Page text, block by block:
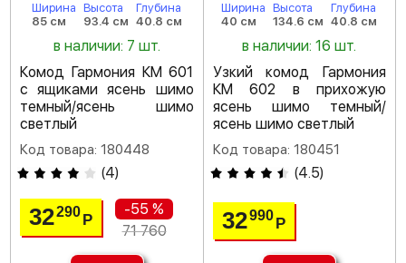
Ширина
85 см
Высота
93.4 см
Глубина
40.8 см
в наличии: 7 шт.
Комод Гармония КМ 601
с ящиками ясень шимо
темный/ясень шимо
светлый
Код товара: 180448
(4)
32290Р
-55 %
71 760
Ширина
40 см
Высота
134.6 см
Глубина
40.8 см
в наличии: 16 шт.
Узкий комод Гармония
КМ 602 в прихожую
ясень шимо темный/
ясень шимо светлый
Код товара: 180451
(4.5)
32990 Р